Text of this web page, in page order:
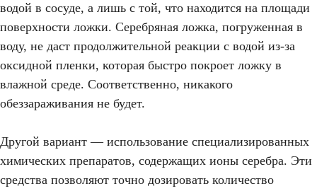
водой в сосуде, а лишь с той, что находится на площади
поверхности ложки. Серебряная ложка, погруженная в
воду, не даст продолжительной реакции с водой из-за
оксидной пленки, которая быстро покроет ложку в
влажной среде. Соответственно, никакого
обеззараживания не будет.
Другой вариант — использование специализированных
химических препаратов, содержащих ионы серебра. Эти
средства позволяют точно дозировать количество